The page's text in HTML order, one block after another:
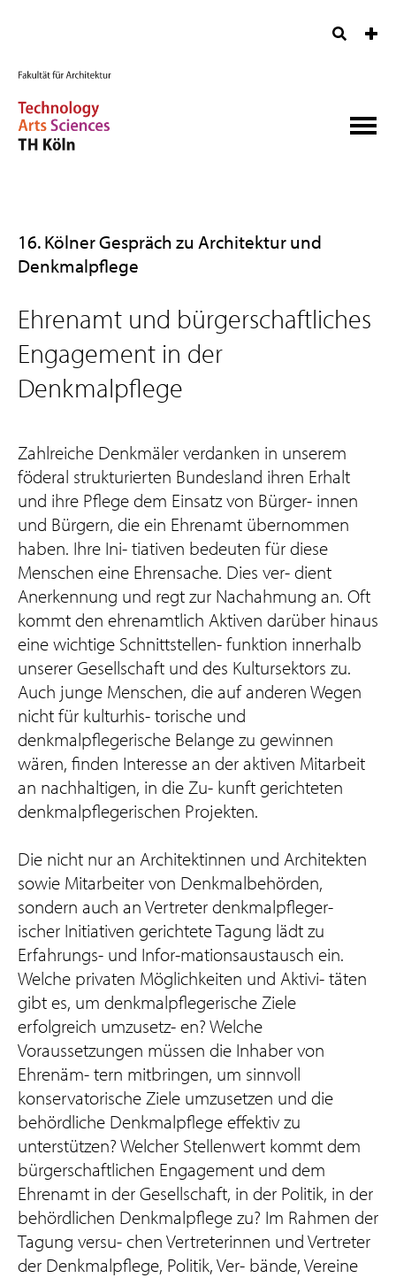
16. Kölner Gespräch zu Architektur und
Denkmalpflege
Ehrenamt und bürgerschaftliches
Engagement in der
Denkmalpflege
Zahlreiche Denkmäler verdanken in unserem
föderal strukturierten Bundesland ihren Erhalt
und ihre Pflege dem Einsatz von Bürger- innen
und Bürgern, die ein Ehrenamt übernommen
haben. Ihre Ini- tiativen bedeuten für diese
Menschen eine Ehrensache. Dies ver- dient
Anerkennung und regt zur Nachahmung an. Oft
kommt den ehrenamtlich Aktiven darüber hinaus
eine wichtige Schnittstellen- funktion innerhalb
unserer Gesellschaft und des Kultursektors zu.
Auch junge Menschen, die auf anderen Wegen
nicht für kulturhis- torische und
denkmalpflegerische Belange zu gewinnen
wären, finden Interesse an der aktiven Mitarbeit
an nachhaltigen, in die Zu- kunft gerichteten
denkmalpflegerischen Projekten.
Die nicht nur an Architektinnen und Architekten
sowie Mitarbeiter von Denkmalbehörden,
sondern auch an Vertreter denkmalpfleger-
ischer Initiativen gerichtete Tagung lädt zu
Erfahrungs- und Infor-mationsaustausch ein.
Welche privaten Möglichkeiten und Aktivi- täten
gibt es, um denkmalpflegerische Ziele
erfolgreich umzusetz- en? Welche
Voraussetzungen müssen die Inhaber von
Ehrenäm- tern mitbringen, um sinnvoll
konservatorische Ziele umzusetzen und die
behördliche Denkmalpflege effektiv zu
unterstützen? Welcher Stellenwert kommt dem
bürgerschaftlichen Engagement und dem
Ehrenamt in der Gesellschaft, in der Politik, in der
behördlichen Denkmalpflege zu? Im Rahmen der
Tagung versu- chen Vertreterinnen und Vertreter
der Denkmalpflege, Politik, Ver- bände, Vereine